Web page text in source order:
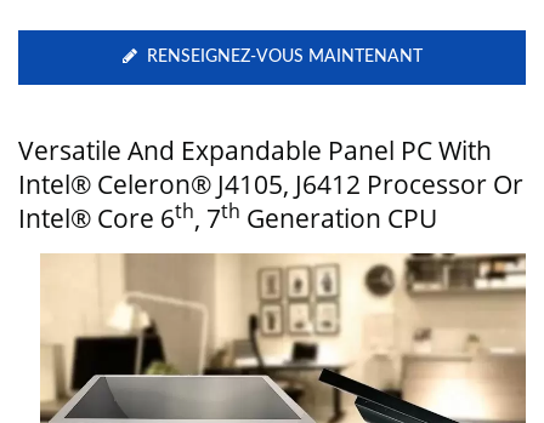
RENSEIGNEZ-VOUS MAINTENANT
Versatile And Expandable Panel PC With
Intel® Celeron® J4105, J6412 Processor Or
Intel® Core 6Th, 7Th Generation CPU